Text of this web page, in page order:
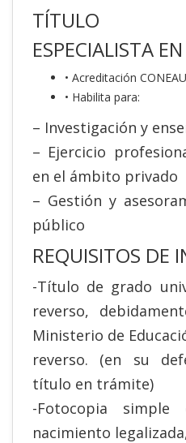
TÍTULO
ESPECIALISTA
• Acreditación
• Habilita para:
– Investigación y
– Ejercicio
en el ámbito privado
– Gestión y
público
REQUISITOS DE
-Título de grado
reverso,
Ministerio de
reverso. (en su
título en trámite)
-Fotocopia
nacimiento